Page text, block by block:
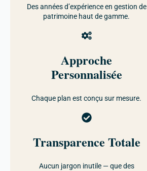
Des années d’expérience en gestion de
patrimoine haut de gamme.
Approche
Personnalisée
Chaque plan est conçu sur mesure.
Transparence Totale
Aucun jargon inutile — que des